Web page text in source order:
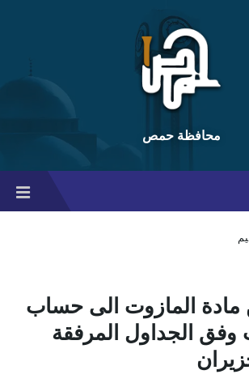
محافظة حمص
مادة المازوت الى حساب
وفق الجداول المرفقة